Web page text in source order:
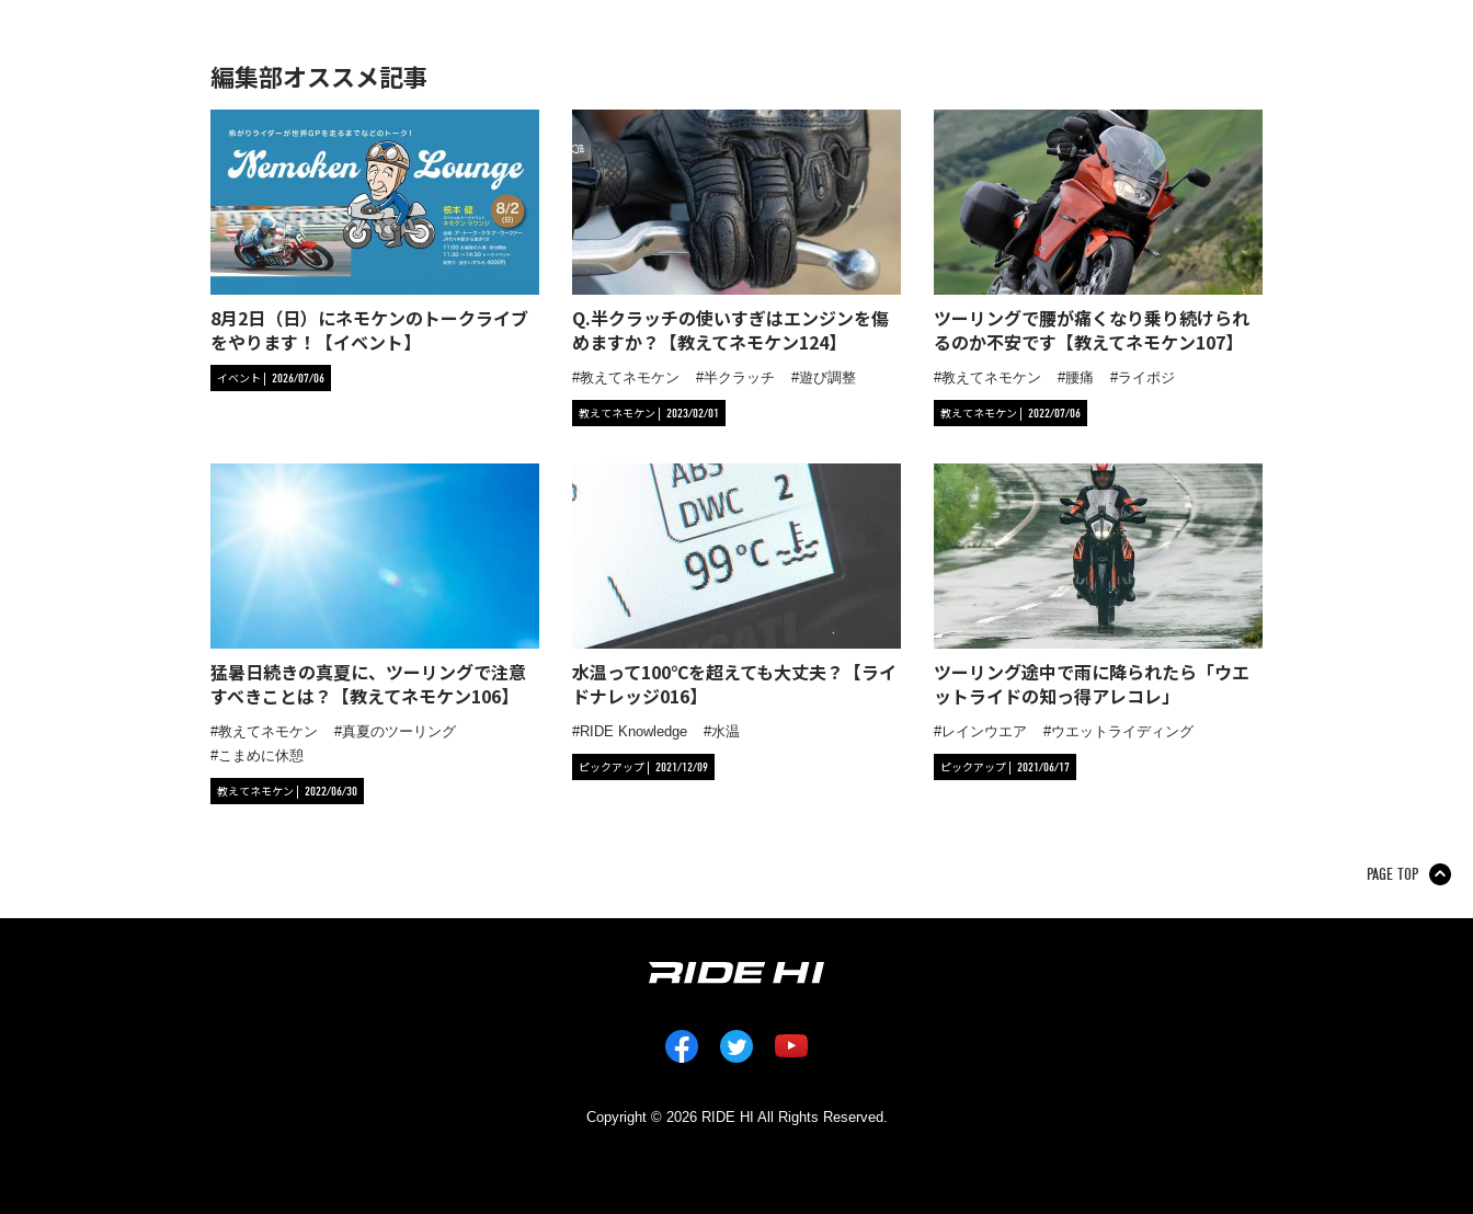
編集部オススメ記事
8月2日（日）にネモケンのトークライブ
をやります！【イベント】
イベント 2026/07/06
Q.半クラッチの使いすぎはエンジンを傷
めますか？【教えてネモケン124】
教えてネモケン 半クラッチ 遊び調整
教えてネモケン 2023/02/01
ツーリングで腰が痛くなり乗り続けられ
るのか不安です【教えてネモケン107】
教えてネモケン 腰痛 ライポジ
教えてネモケン 2022/07/06
猛暑日続きの真夏に、ツーリングで注意
すべきことは？【教えてネモケン106】
教えてネモケン
真夏のツーリング
こまめに休憩
教えてネモケン 2022/06/30
水温って100℃を超えても大丈夫？【ライ
ドナレッジ016】
RIDE Knowledge 水温
ピックアップ 2021/12/09
ツーリング途中で雨に降られたら「ウエ
ットライドの知っ得アレコレ」
レインウエア ウエットライディング
ピックアップ 2021/06/17
Copyright © 2026 RIDE HI All Rights Reserved.
PAGE TOP